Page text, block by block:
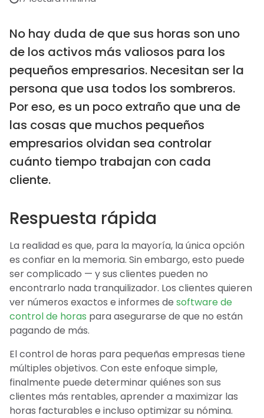
No hay duda de que sus horas son uno
de los activos más valiosos para los
pequeños empresarios. Necesitan ser la
persona que usa todos los sombreros.
Por eso, es un poco extraño que una de
las cosas que muchos pequeños
empresarios olvidan sea controlar
cuánto tiempo trabajan con cada
cliente.
Respuesta rápida
La realidad es que, para la mayoría, la única opción
es confiar en la memoria. Sin embargo, esto puede
ser complicado — y sus clientes pueden no
encontrarlo nada tranquilizador. Los clientes quieren
ver números exactos e informes de software de
control de horas para asegurarse de que no están
pagando de más.
El control de horas para pequeñas empresas tiene
múltiples objetivos. Con este enfoque simple,
finalmente puede determinar quiénes son sus
clientes más rentables, aprender a maximizar las
horas facturables e incluso optimizar su nómina.